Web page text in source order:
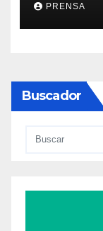
PRENSA
Buscador